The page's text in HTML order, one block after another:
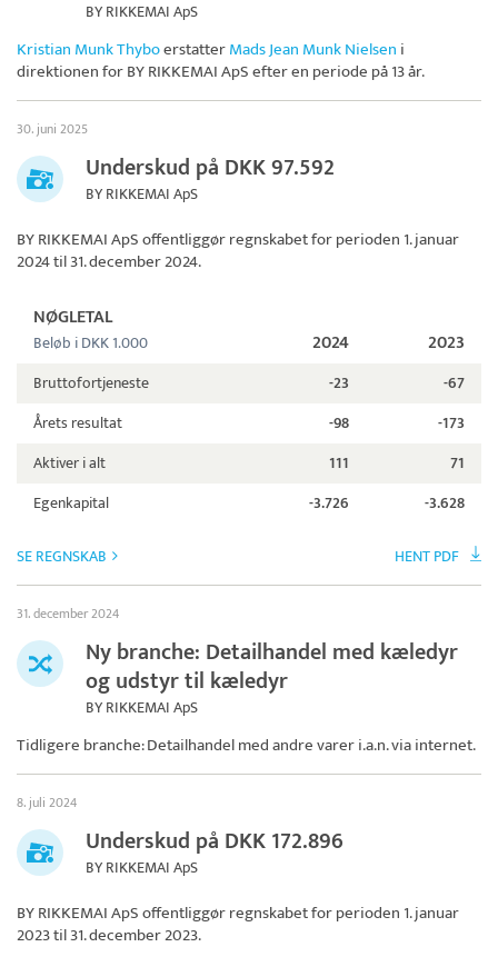
BY RIKKEMAI ApS
Kristian Munk ThyboerstatterMads Jean Munk Nielsen i
direktionen forBY RIKKEMAI ApSefter en periode på 13 år.
30. juni 2025
Underskud på DKK 97.592
BY RIKKEMAI ApS
BY RIKKEMAI ApSoffentliggør regnskabet for perioden 1. januar
2024 til 31. december 2024.
NØGLETAL
Beløb i DKK 1.000 2024 2023
Bruttofortjeneste -23
-67
Årets resultat
-98
-173
Aktiver i alt
111
71
Egenkapital
-3.726 -3.628
SE REGNSKAB HENT PDF
31. december 2024
Ny branche: Detailhandel med kæledyr
og udstyr til kæledyr
BY RIKKEMAI ApS
Tidligere branche: Detailhandel med andre varer i.a.n. via internet.
8. juli 2024
Underskud på DKK 172.896
BY RIKKEMAI ApS
BY RIKKEMAI ApSoffentliggør regnskabet for perioden 1. januar
2023 til 31. december 2023.